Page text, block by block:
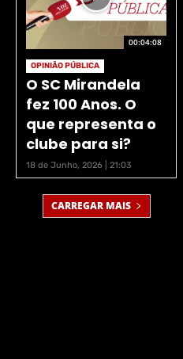
00:04:08
OPINIÃO PÚBLICA
O SC Mirandela
fez 100 Anos. O
que representa o
clube para si?
18 de Junho, 2026 | 21:03
CARREGAR MAIS